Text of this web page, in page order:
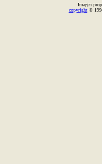
Imagen
copyright©